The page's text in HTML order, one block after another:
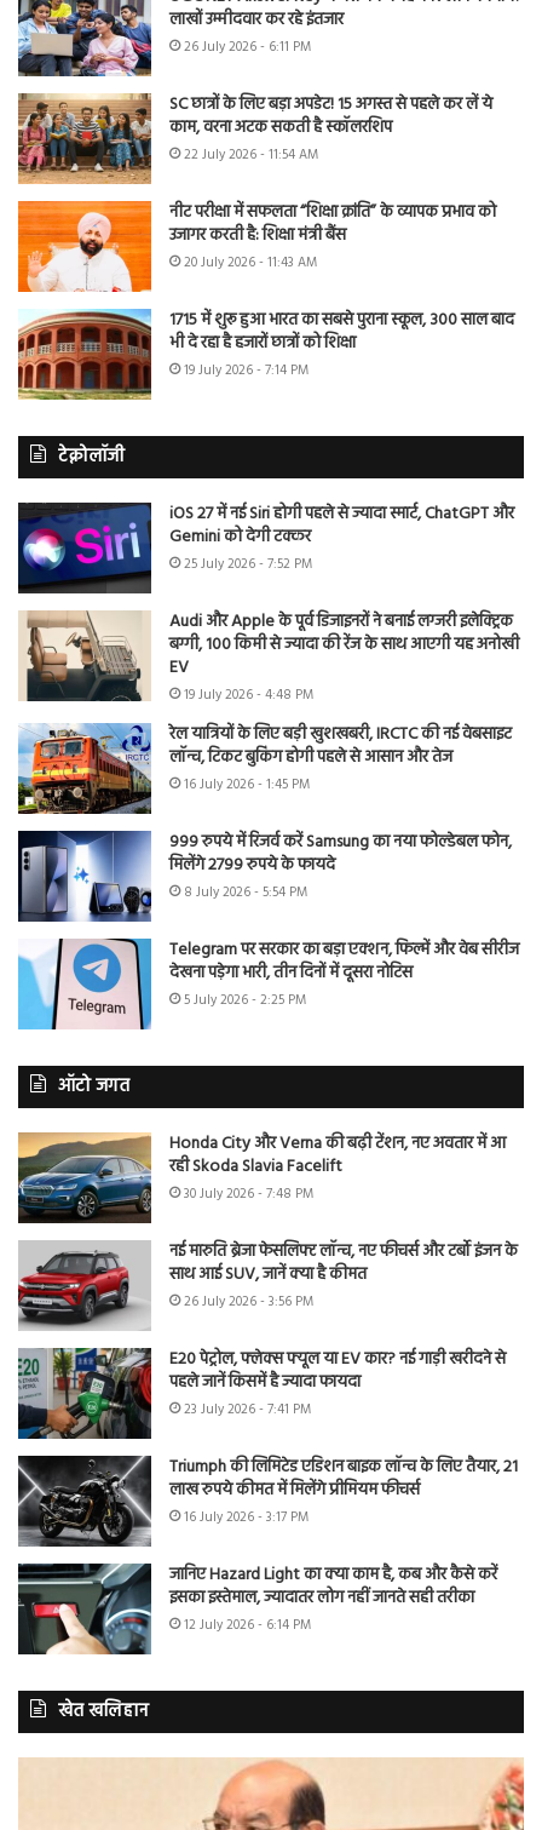
लाखों उम्मीदवार कर रहे इंतजार
26 July 2026 - 6:11 PM
SC छात्रों के लिए बड़ा अपडेट! 15 अगस्त से पहले कर लें ये
काम, वरना अटक सकती है स्कॉलरशिप
22 July 2026 - 11:54 AM
नीट परीक्षा में सफलता “शिक्षा क्रांति” के व्यापक प्रभाव को
उजागर करती है: शिक्षा मंत्री बैंस
20 July 2026 - 11:43 AM
1715 में शुरू हुआ भारत का सबसे पुराना स्कूल, 300 साल बाद
भी दे रहा है हजारों छात्रों को शिक्षा
19 July 2026 - 7:14 PM
टेक्नोलॉजी
iOS 27 में नई Siri होगी पहले से ज्यादा स्मार्ट, ChatGPT और
Gemini को देगी टक्कर
25 July 2026 - 7:52 PM
Audi और Apple के पूर्व डिजाइनरों ने बनाई लग्जरी इलेक्ट्रिक
बग्गी, 100 किमी से ज्यादा की रेंज के साथ आएगी यह अनोखी
EV
19 July 2026 - 4:48 PM
रेल यात्रियों के लिए बड़ी खुशखबरी, IRCTC की नई वेबसाइट
लॉन्च, टिकट बुकिंग होगी पहले से आसान और तेज
16 July 2026 - 1:45 PM
999 रुपये में रिजर्व करें Samsung का नया फोल्डेबल फोन,
मिलेंगे 2799 रुपये के फायदे
8 July 2026 - 5:54 PM
Telegram पर सरकार का बड़ा एक्शन, फिल्में और वेब सीरीज
देखना पड़ेगा भारी, तीन दिनों में दूसरा नोटिस
5 July 2026 - 2:25 PM
ऑटो जगत
Honda City और Verna की बढ़ी टेंशन, नए अवतार में आ
रही Skoda Slavia Facelift
30 July 2026 - 7:48 PM
नई मारुति ब्रेजा फेसलिफ्ट लॉन्च, नए फीचर्स और टर्बो इंजन के
साथ आई SUV, जानें क्या है कीमत
26 July 2026 - 3:56 PM
E20 पेट्रोल, फ्लेक्स फ्यूल या EV कार? नई गाड़ी खरीदने से
पहले जानें किसमें है ज्यादा फायदा
23 July 2026 - 7:41 PM
Triumph की लिमिटेड एडिशन बाइक लॉन्च के लिए तैयार, 21
लाख रुपये कीमत में मिलेंगे प्रीमियम फीचर्स
16 July 2026 - 3:17 PM
जानिए Hazard Light का क्या काम है, कब और कैसे करें
इसका इस्तेमाल, ज्यादातर लोग नहीं जानते सही तरीका
12 July 2026 - 6:14 PM
खेत खलिहान